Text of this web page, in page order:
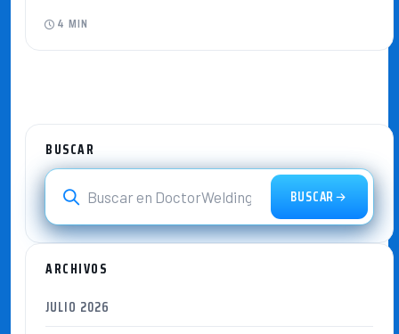
4 MIN
BUSCAR
BUSCAR
ARCHIVOS
JULIO 2026